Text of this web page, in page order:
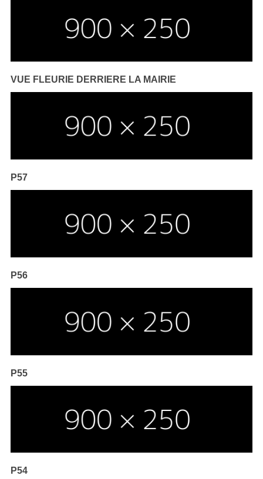
VUE FLEURIE DERRIERE LA MAIRIE
P57
P56
P55
P54